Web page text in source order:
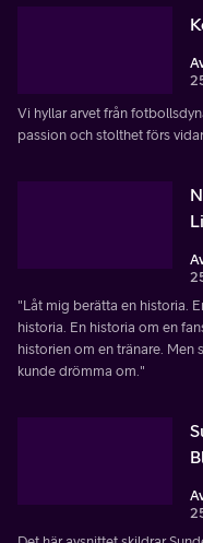
Vi hyllar arvet från
passion och stolthet förs
"Låt mig berätta en historia.
historia. En historia om en
historien om en tränare. Men
kunde drömma om."